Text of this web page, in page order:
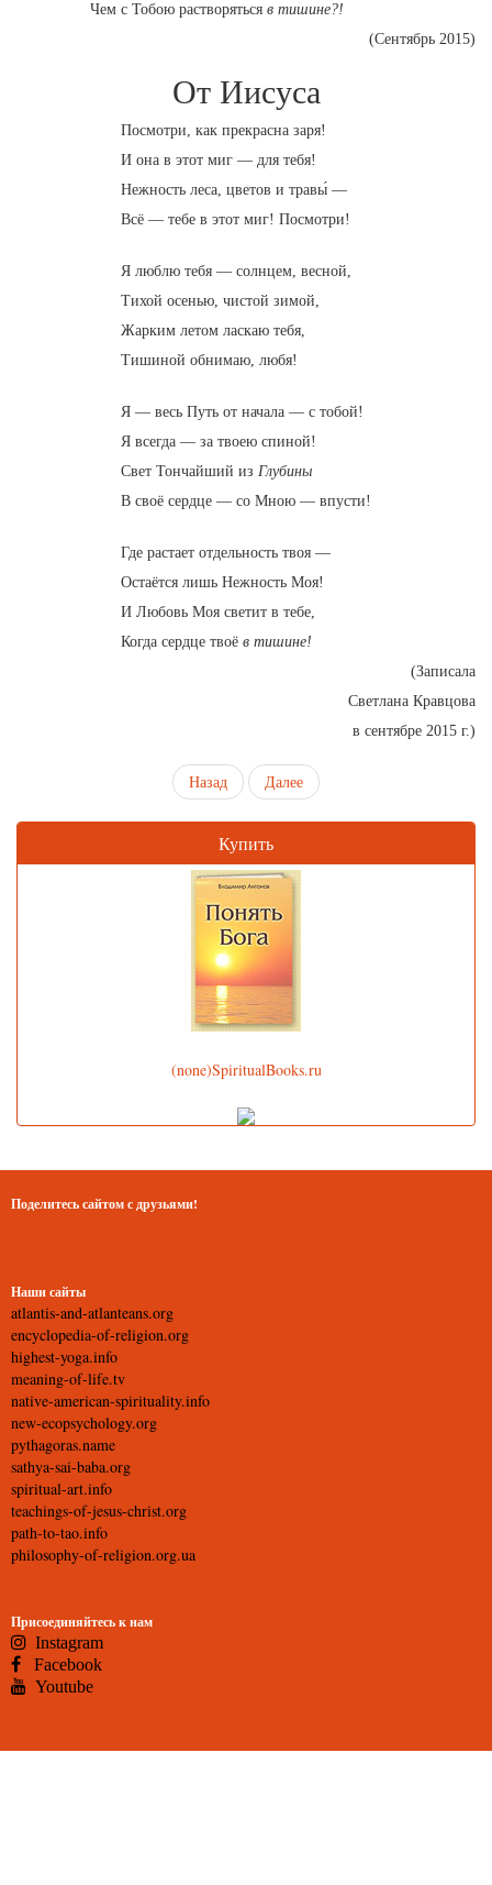
Чем с Тобою растворяться в тишине?!
(Сентябрь 2015)
От Иисуса
Посмотри, как прекрасна заря!
И она в этот миг — для тебя!
Нежность леса, цветов и травы́ —
Всё — тебе в этот миг! Посмотри!
Я люблю тебя — солнцем, весной,
Тихой осенью, чистой зимой,
Жарким летом ласкаю тебя,
Тишиной обнимаю, любя!
Я — весь Путь от начала — с тобой!
Я всегда — за твоею спиной!
Свет Тончайший из Глубины
В своё сердце — со Мною — впусти!
Где растает отдельность твоя —
Остаётся лишь Нежность Моя!
И Любовь Моя светит в тебе,
Когда сердце твоё в тишине!
(Записала
Светлана Кравцова
в сентябре 2015 г.)
Назад Далее
Купить
(none)SpiritualBooks.ru
Поделитесь сайтом с друзьями!
Наши сайты
atlantis-and-atlanteans.org
encyclopedia-of-religion.org
highest-yoga.info
meaning-of-life.tv
native-american-spirituality.info
new-ecopsychology.org
pythagoras.name
sathya-sai-baba.org
spiritual-art.info
teachings-of-jesus-christ.org
path-to-tao.info
philosophy-of-religion.org.ua
Присоединяйтесь к нам
Instagram
Facebook
Youtube